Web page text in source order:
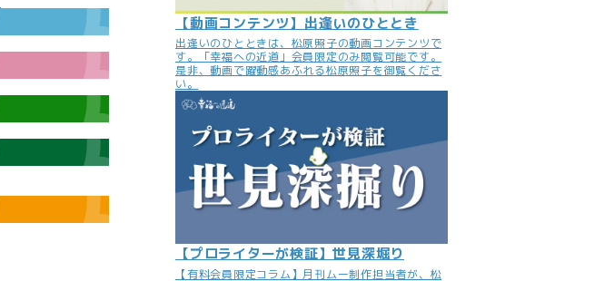
【動画コンテンツ】出逢いのひととき
出逢いのひとときは、松原照子の動画コンテンツで
す。「幸福への近道」会員限定のみ閲覧可能です。
是非、動画で躍動感あふれる松原照子を御覧くださ
い。
【プロライターが検証】世見深堀り
【有料会員限定コラム】月刊ムー制作担当者が、松